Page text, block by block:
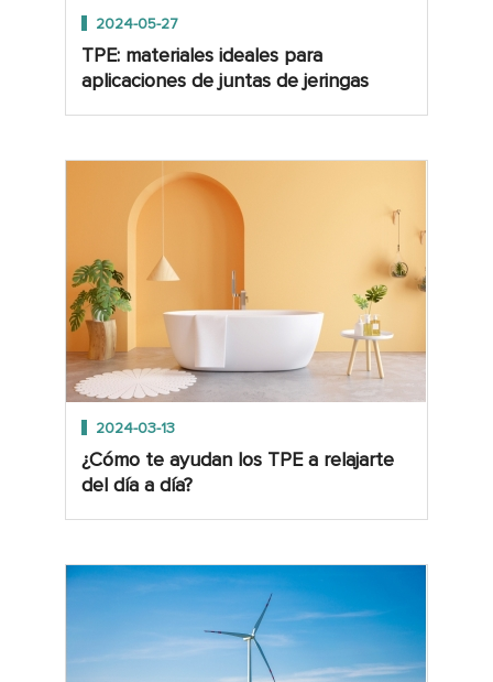
2024-05-27
TPE: materiales ideales para
aplicaciones de juntas de jeringas
2024-03-13
¿Cómo te ayudan los TPE a relajarte
del día a día?